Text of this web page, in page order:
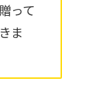
って
ま